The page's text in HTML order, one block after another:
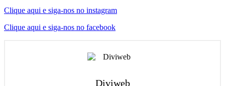
Clique aqui e siga-nos no instagram
Clique aqui e siga-nos no facebook
Diviweb